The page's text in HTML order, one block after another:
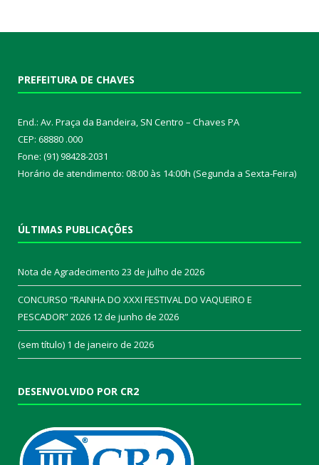
PREFEITURA DE CHAVES
End.: Av. Praça da Bandeira, SN Centro – Chaves PA
CEP: 68880 .000
Fone: (91) 98428-2031
Horário de atendimento: 08:00 às 14:00h (Segunda a Sexta-Feira)
ÚLTIMAS PUBLICAÇÕES
Nota de Agradecimento 23 de julho de 2026
CONCURSO “RAINHA DO XXXI FESTIVAL DO VAQUEIRO E
PESCADOR” 2026 12 de junho de 2026
(sem título) 1 de janeiro de 2026
DESENVOLVIDO POR CR2